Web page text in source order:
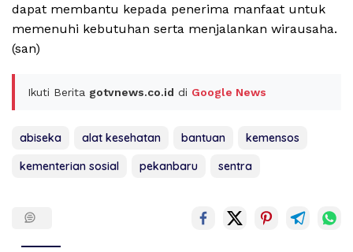
dapat membantu kepada penerima manfaat untuk
memenuhi kebutuhan serta menjalankan wirausaha.
(san)
Ikuti Berita gotvnews.co.id di Google News
abiseka alat kesehatan bantuan
kemensos
kementerian sosial
pekanbaru sentra